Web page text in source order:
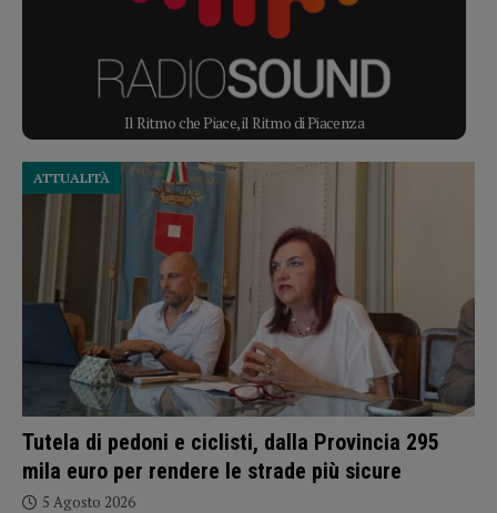
Il Ritmo che Piace, il Ritmo di Piacenza
Tutela di pedoni e ciclisti, dalla Provincia 295
mila euro per rendere le strade più sicure
ATTUALITÀ
5 Agosto 2026